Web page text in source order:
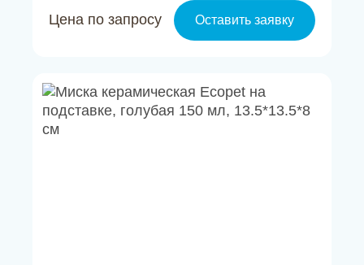
Цена по запросу Оставить заявку